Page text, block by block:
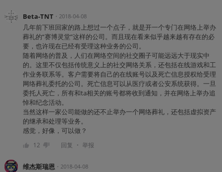
Beta-TNT・ 2018-04-08
几年前下班回家的路上想过一个点子，就是开一个专门在网络上举办
葬礼的“赛博灵堂”这样的公司。而且现在看来似乎越来越有存在的必
要，也许现在已经有受理这种业务的公司。
随着网络的普及，人们在网络空间的社交圈子可能远远大于现实中
的。这里不仅包括传统意义上的社交网络关系，还包括在线游戏和工
作业务联系等。客户需要将自己的在线账号以及死亡信息授权给受理
网络葬礼委托的公司。死亡信息可以从医疗或者公安系统获得。一旦
委托人死亡，所有和ta相关的账号都将收到通知，并在网络上举办追
悼和纪念活动。
当然这样一家公司能做的还不止举办一个网络葬礼，还包括虚拟资产
的继承和处理等业务。
感觉，好像，可以做？
12 回复 ・ 举报
维杰斯瑞恩 ・ 2018-04-08